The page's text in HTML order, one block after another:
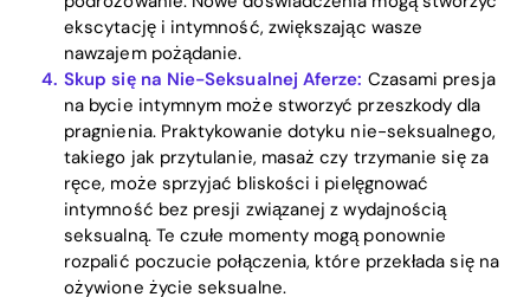
ekscytację i intymność, zwiększając wasze
nawzajem pożądanie.
Skup się na Nie-Seksualnej Aferze: Czasami presja
na bycie intymnym może stworzyć przeszkody dla
pragnienia. Praktykowanie dotyku nie-seksualnego,
takiego jak przytulanie, masaż czy trzymanie się za
ręce, może sprzyjać bliskości i pielęgnować
intymność bez presji związanej z wydajnością
seksualną. Te czułe momenty mogą ponownie
rozpalić poczucie połączenia, które przekłada się na
ożywione życie seksualne.